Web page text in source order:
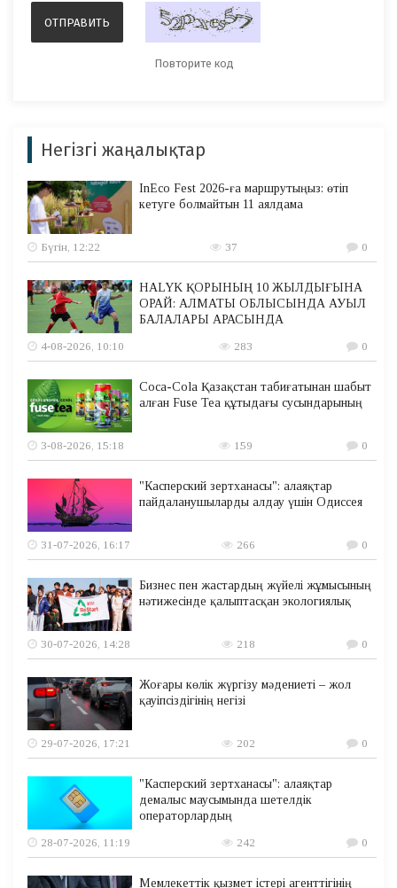
Негізгі жаңалықтар
InEco Fest 2026-ға маршрутыңыз: өтіп
кетуге болмайтын 11 аялдама
Бүгін, 12:22 37 0
HALYK ҚОРЫНЫҢ 10 ЖЫЛДЫҒЫНА
ОРАЙ: АЛМАТЫ ОБЛЫСЫНДА АУЫЛ
БАЛАЛАРЫ АРАСЫНДА
4-08-2026, 10:10
283 0
Coca-Cola Қазақстан табиғатынан шабыт
алған Fuse Tea құтыдағы сусындарының
3-08-2026, 15:18 159 0
"Касперский зертханасы": алаяқтар
пайдаланушыларды алдау үшін Одиссея
31-07-2026, 16:17 266 0
Бизнес пен жастардың жүйелі жұмысының
нәтижесінде қалыптасқан экологиялық
30-07-2026, 14:28 218 0
Жоғары көлік жүргізу мәдениеті – жол
қауіпсіздігінің негізі
29-07-2026, 17:21 202 0
"Касперский зертханасы": алаяқтар
демалыс маусымында шетелдік
операторлардың
28-07-2026, 11:19
242 0
Мемлекеттік қызмет істері агенттігінің